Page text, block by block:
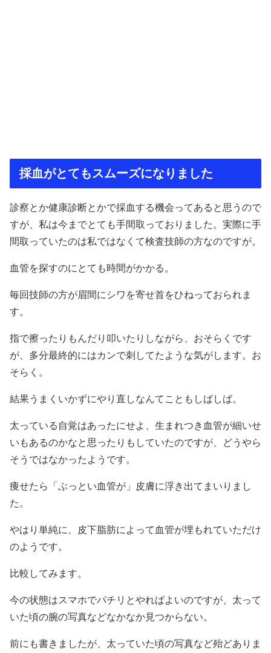
採血がとてもスムーズになりました
診察とか健康診断とかで採血する機会ってあると思うので
すが、私は今までとても手間取っておりました。実際に手
間取っていたのは私ではなくて検査技師の方なのですが。
血管を探すのにとても時間がかかる。
毎回技師の方が眉間にシワを寄せ首をひねっておられま
す。
指で擦ったりもんだり叩いたりしながら、おそらくです
が、多分最終的にはカンで刺してたような気がします。お
そらく。
結果うまくいかずにやり直しなんてこともしばしば。
太っている自覚はあったにせよ、生まれつき血管が細いせ
いもあるのかなと思ったりもしていたのですが、どうやら
そうではなかったようです。
痩せたら「ぶっとい血管が」皮膚に浮き出てまいりまし
た。
やはり単純に、皮下脂肪によって血管が埋もれていただけ
のようです。
比較してみます。
今の状態はスマホでパチリとやればよいのですが、太って
いた頃の腕の写真などなかなか見つからない。
前にも書きましたが、太っていた頃の写真など殆どありま